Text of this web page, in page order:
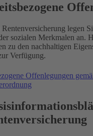
legen
sozialen Merkmalen an.
zu den nachhaltigen
Verfügung.
Offenlegungen